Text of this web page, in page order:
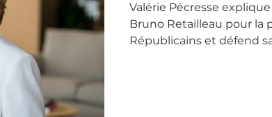
Valérie Pécresse
Bruno Retailleau pour la
Républicains et défend